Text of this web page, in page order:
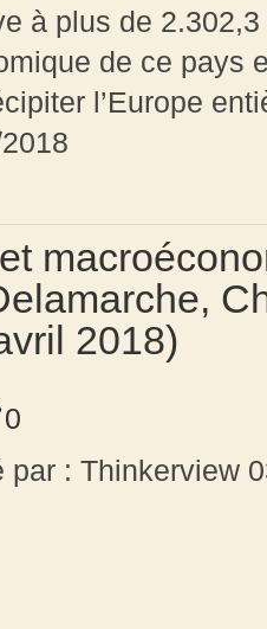
à plus de
de ce pays
l’Europe
2018)
0
par : Thinkerview